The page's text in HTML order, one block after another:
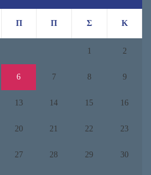
Π Π Σ Κ
1 2
6 7 8 9
13 14 15 16
20 21 22 23
27 28 29 30